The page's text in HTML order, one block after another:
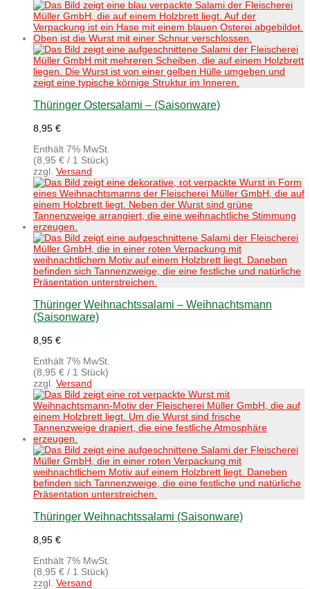
Thüringer Ostersalami – (Saisonware)
8,95 €
Enthält 7% MwSt.
(8,95 € / 1 Stück)
zzgl. Versand
Thüringer Weihnachtssalami – Weihnachtsmann
(Saisonware)
8,95 €
Enthält 7% MwSt.
(8,95 € / 1 Stück)
zzgl. Versand
Thüringer Weihnachtssalami (Saisonware)
8,95 €
Enthält 7% MwSt.
(8,95 € / 1 Stück)
zzgl. Versand